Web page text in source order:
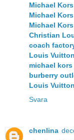
Michael
Michael
Michael
Christian
coach
Louis
michael
burberry
Louis
Svara
chenlina